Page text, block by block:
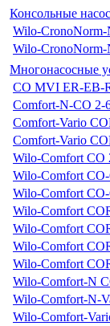
Консольные
Wilo-
Wilo-
Многонасосные
CO MVI ER-EB-
Comfort-N-CO 2-
Comfort-Vario
Comfort-Vario
Wilo-Comfort CO
Wilo-Comfort
Wilo-Comfort
Wilo-Comfort
Wilo-Comfort
Wilo-Comfort
Wilo-Comfort
Wilo-Comfort-N
Wilo-Comfort-N-
Wilo-Comfort-